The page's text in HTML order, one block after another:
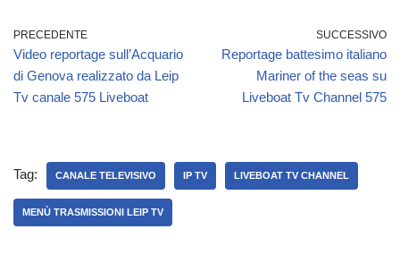
PRECEDENTE
Video reportage sull’Acquario
di Genova realizzato da Leip
Tv canale 575 Liveboat
SUCCESSIVO
Reportage battesimo italiano
Mariner of the seas su
Liveboat Tv Channel 575
Tag: CANALE TELEVISIVO IP TV LIVEBOAT TV CHANNEL
MENÙ TRASMISSIONI LEIP TV